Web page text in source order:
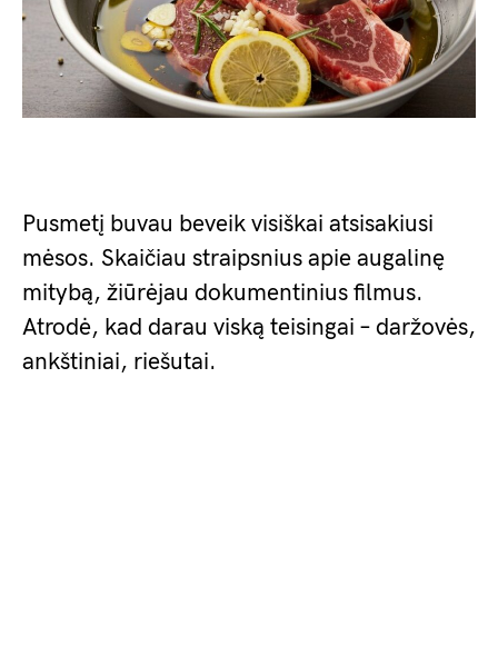
Pusmetį buvau beveik visiškai atsisakiusi
mėsos. Skaičiau straipsnius apie augalinę
mitybą, žiūrėjau dokumentinius filmus.
Atrodė, kad darau viską teisingai – daržovės,
ankštiniai, riešutai.